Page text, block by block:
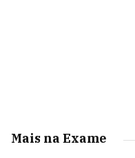
Mais na Exame